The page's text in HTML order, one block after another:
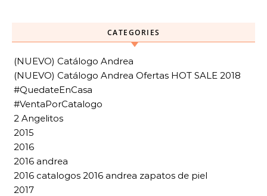
CATEGORIES
(NUEVO) Catálogo Andrea
(NUEVO) Catálogo Andrea Ofertas HOT SALE 2018
#QuedateEnCasa
#VentaPorCatalogo
2 Angelitos
2015
2016
2016 andrea
2016 catalogos 2016 andrea zapatos de piel
2017